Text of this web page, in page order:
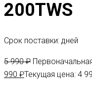
200TWS
Срок поставки: дней
5 990₽
990 ₽Текущая цена: 4